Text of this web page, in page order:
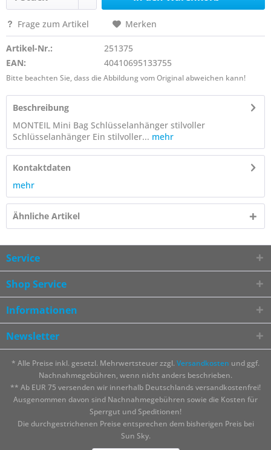
Frage zum Artikel Merken
Artikel-Nr.:
251375
EAN:
40410695133755
Bitte beachten Sie, dass die Abbildung vom Original abweichen kann!
Beschreibung
MONTEIL Mini Bag Schlüsselanhänger stilvoller
Schlüsselanhänger Ein stilvoller... mehr
Kontaktdaten
mehr
Ähnliche Artikel
Service
Shop Service
Informationen
Newsletter
* Alle Preise inkl. gesetzl. Mehrwertsteuer zzgl. Versandkosten und ggf.
Nachnahmegebühren, wenn nicht anders beschrieben.
** Ab EUR 75 versenden wir innerhalb Deutschlands versandkostenfrei!
Ausgenommen davon sind Nachnahmegebühren sowie die Kosten für
Sperrgut und Speditionen!
Die durchgestrichenen Preise entsprechen dem bisherigen Preis bei
Sun Sky.